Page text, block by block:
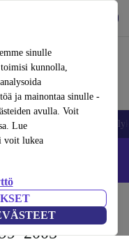
sinulle
kunnolla,
ja mainontaa sinulle -
avulla. Voit
Lue
voit lukea
tietokoneet
IPHONEDEAL –